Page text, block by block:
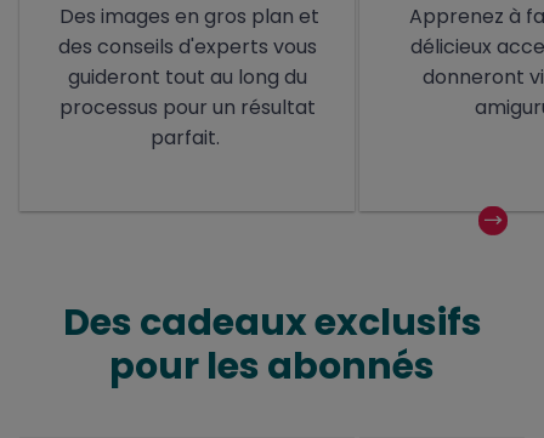
Des images en gros plan et
des conseils d'experts vous
guideront tout au long du
processus pour un résultat
parfait.
Apprenez à
délicieux
donneront
Des cadeaux exclusifs
pour les abonnés